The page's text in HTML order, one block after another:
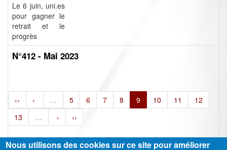
Le 6 juin, uni.es
pour gagner le
retrait et le
progrès
N°412 - Mai 2023
‹‹ ‹ … 5 6 7 8 9 10 11
12
13
… › ››
Nous utilisons des cookies sur ce site pour améliorer